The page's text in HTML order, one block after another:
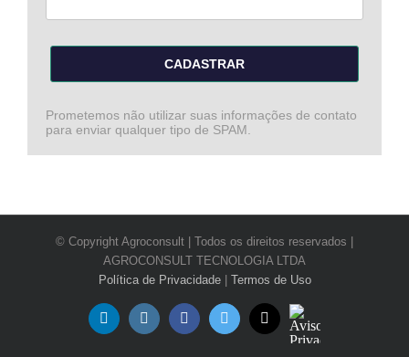
CADASTRAR
Prometemos não utilizar suas informações de contato
para enviar qualquer tipo de SPAM.
© Copyright Agroconsult | Todos os direitos reservados |
AGROCONSULT TECNOLOGIA LTDA
Política de Privacidade| Termos de Uso
LinkedInInstagramFacebookTwitter E-
mail
Aviso
Privacidade